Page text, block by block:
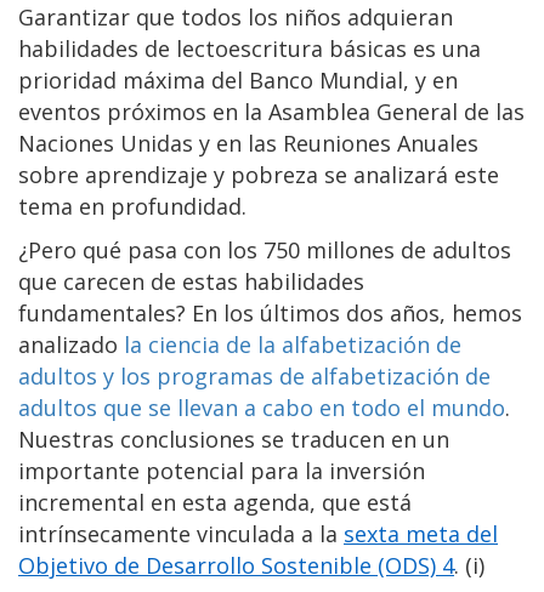
Garantizar que todos los niños adquieran
habilidades de lectoescritura básicas es una
prioridad máxima del Banco Mundial, y en
eventos próximos en la Asamblea General de las
Naciones Unidas y en las Reuniones Anuales
sobre aprendizaje y pobreza se analizará este
tema en profundidad.
¿Pero qué pasa con los 750 millones de adultos
que carecen de estas habilidades
fundamentales? En los últimos dos años, hemos
analizado la ciencia de la alfabetización de
adultos y los programas de alfabetización de
adultos que se llevan a cabo en todo el mundo.
Nuestras conclusiones se traducen en un
importante potencial para la inversión
incremental en esta agenda, que está
intrínsecamente vinculada a la sexta meta del
Objetivo de Desarrollo Sostenible (ODS) 4. (i)